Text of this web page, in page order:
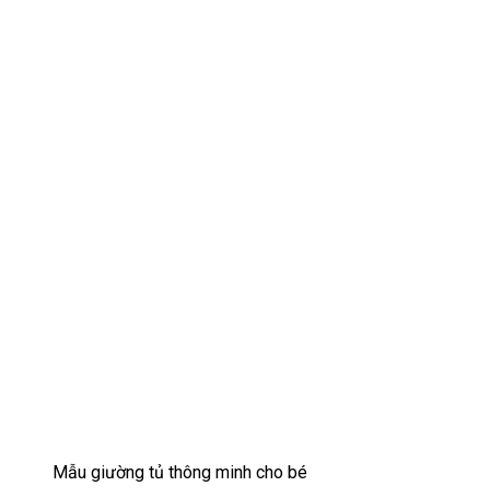
Mẫu giường tủ thông minh cho bé